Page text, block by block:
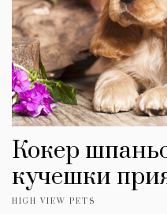
Кокер
кучешки
HIGH VIEW PETS